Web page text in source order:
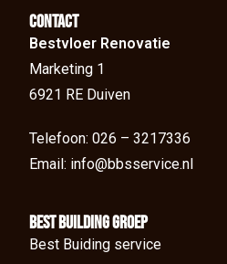
Contact
Bestvloer Renovatie
Marketing 1
6921 RE Duiven
Telefoon: 026 – 3217336
Email: info@bbsservice.nl
BEst Building groep
Best Buiding service